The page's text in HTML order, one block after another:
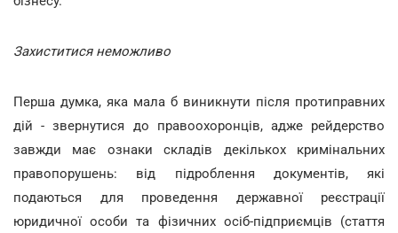
Захиститися неможливо
Перша думка, яка мала б виникнути після протиправних
дій - звернутися до правоохоронців, адже рейдерство
завжди має ознаки складів декількох кримінальних
правопорушень: від підроблення документів, які
подаються для проведення державної реєстрації
юридичної особи та фізичних осіб-підприємців (стаття